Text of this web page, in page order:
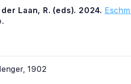
Laan, R. (eds). 2024.
1902